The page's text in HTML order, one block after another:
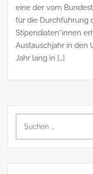
eine der vom
für die Durchführung
Stipendiaten*innen
Austauschjahr in den
Jahr lang in […]
nach: